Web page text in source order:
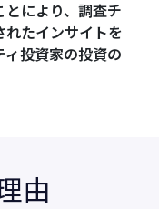
により、調査チ
たインサイトを
投資家の投資の
由